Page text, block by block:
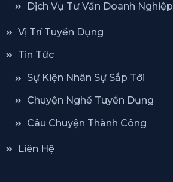
Dịch Vụ Tư Vấn Doanh Nghiệp
Vị Trí Tuyển Dụng
Tin Tức
Sự Kiện Nhân Sự Sắp Tới
Chuyện Nghề Tuyển Dụng
Câu Chuyện Thành Công
Liên Hệ